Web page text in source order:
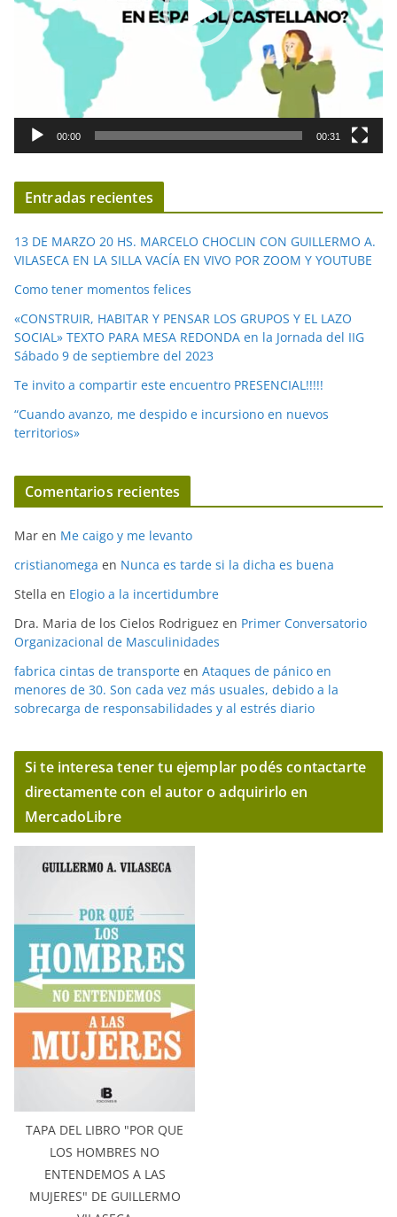
d
í
d
e
o
00:00 00:31
Entradas recientes
13 DE MARZO 20 HS. MARCELO CHOCLIN CON GUILLERMO A.
VILASECA EN LA SILLA VACÍA EN VIVO POR ZOOM Y YOUTUBE
Como tener momentos felices
«CONSTRUIR, HABITAR Y PENSAR LOS GRUPOS Y EL LAZO
SOCIAL» TEXTO PARA MESA REDONDA en la Jornada del IIG
Sábado 9 de septiembre del 2023
Te invito a compartir este encuentro PRESENCIAL!!!!!
“Cuando avanzo, me despido e incursiono en nuevos
territorios»
Comentarios recientes
Mar en Me caigo y me levanto
cristianomega en Nunca es tarde si la dicha es buena
Stella en Elogio a la incertidumbre
Dra. Maria de los Cielos Rodriguez en Primer Conversatorio
Organizacional de Masculinidades
fabrica cintas de transporte en Ataques de pánico en
menores de 30. Son cada vez más usuales, debido a la
sobrecarga de responsabilidades y al estrés diario
Si te interesa tener tu ejemplar podés contactarte
directamente con el autor o adquirirlo en
MercadoLibre
TAPA DEL LIBRO "POR QUE
LOS HOMBRES NO
ENTENDEMOS A LAS
MUJERES" DE GUILLERMO